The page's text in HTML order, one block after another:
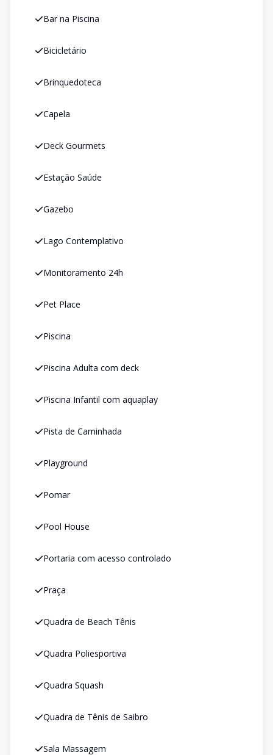
Bar na Piscina
Bicicletário
Brinquedoteca
Capela
Deck Gourmets
Estação Saúde
Gazebo
Lago Contemplativo
Monitoramento 24h
Pet Place
Piscina
Piscina Adulta com deck
Piscina Infantil com aquaplay
Pista de Caminhada
Playground
Pomar
Pool House
Portaria com acesso controlado
Praça
Quadra de Beach Tênis
Quadra Poliesportiva
Quadra Squash
Quadra de Tênis de Saibro
Sala Massagem